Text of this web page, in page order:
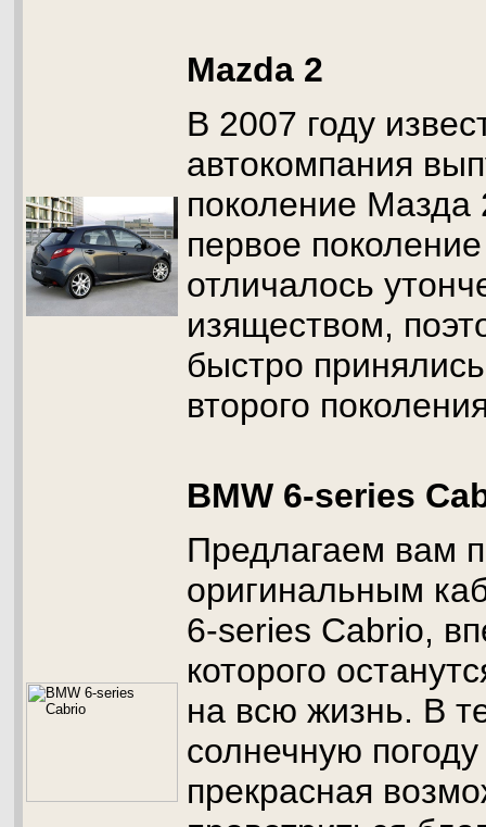
Mazda 2
В 2007 году
автокомпания
поколение
первое
отличалось
изяществом,
быстро
второго
BMW 6-series
Предлагаем вам
оригинальным
6-series Cabrio,
которого
на всю жизнь. В
солнечную
прекрасная